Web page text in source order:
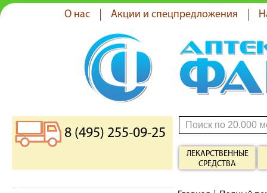
О нас Акции и спецпредложения
8 (495) 255-09-25
ЛЕКАРСТВЕННЫЕ
СРЕДСТВА